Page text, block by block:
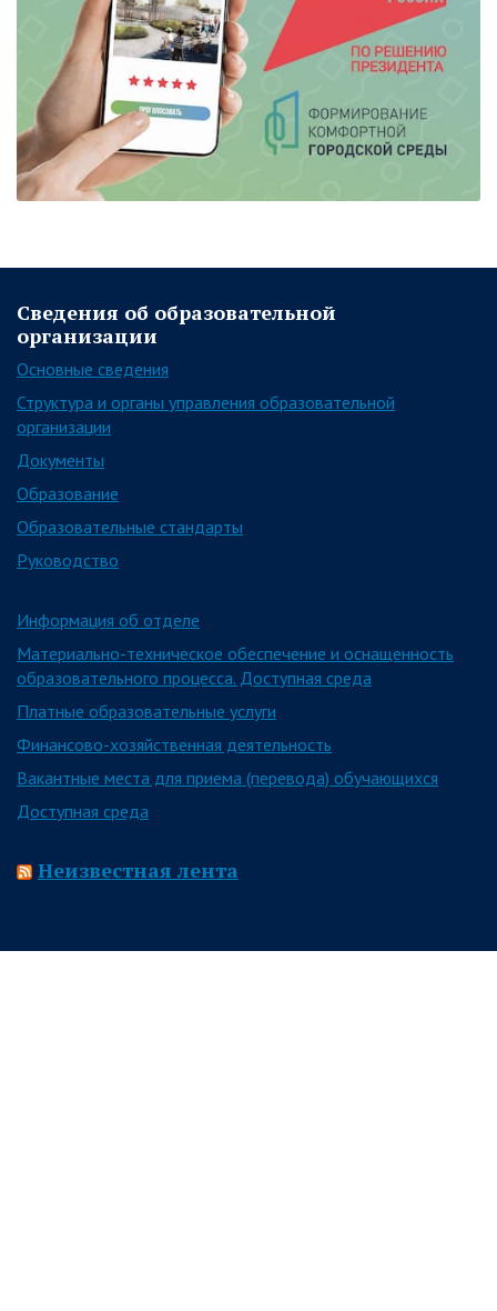
Сведения об образовательной
организации
Основные сведения
Структура и органы управления образовательной
организации
Документы
Образование
Образовательные стандарты
Руководство
Информация об отделе
Материально-техническое обеспечение и оснащенность
образовательного процесса. Доступная среда
Платные образовательные услуги
Финансово-хозяйственная деятельность
Вакантные места для приема (перевода) обучающихся
Доступная среда
Неизвестная лента